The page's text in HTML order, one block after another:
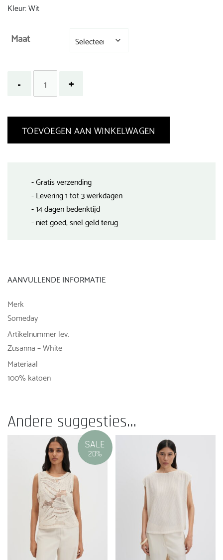
Kleur: Wit
Maat
TOEVOEGEN AAN WINKELWAGEN
- Gratis verzending
- Levering 1 tot 3 werkdagen
- 14 dagen bedenktijd
- niet goed, snel geld terug
AANVULLENDE INFORMATIE
Merk
Someday
Artikelnummer lev.
Zusanna – White
Materiaal
100% katoen
Andere suggesties…
SALE
20%